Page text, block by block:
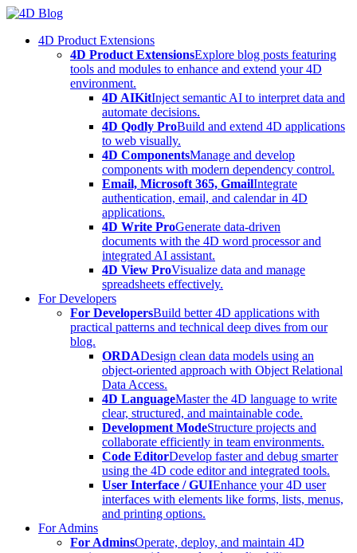
Skip
content4D Product Extensions
4D Product ExtensionsExplore blog posts featuring
tools and modules to enhance and extend your 4D
environment.
4D AIKitInject semantic AI to interpret data and
automate decisions.
4D Qodly ProBuild and extend 4D applications
to web visually.
4D ComponentsManage and develop
components with modern dependency control.
Email, Microsoft 365, GmailIntegrate
authentication, email, and calendar in 4D
applications.
4D Write ProGenerate data-driven
documents with the 4D word processor and
integrated AI assistant.
4D View ProVisualize data and manage
spreadsheets effectively.
For Developers
For DevelopersBuild better 4D applications with
practical patterns and technical deep dives from our
blog.
ORDADesign clean data models using an
object-oriented approach with Object Relational
Data Access.
4D LanguageMaster the 4D language to write
clear, structured, and maintainable code.
Development ModeStructure projects and
collaborate efficiently in team environments.
Code EditorDevelop faster and debug smarter
using the 4D code editor and integrated tools.
User Interface / GUIEnhance your 4D user
interfaces with elements like forms, lists, menus,
and printing options.
For Admins
For AdminsOperate, deploy, and maintain 4D